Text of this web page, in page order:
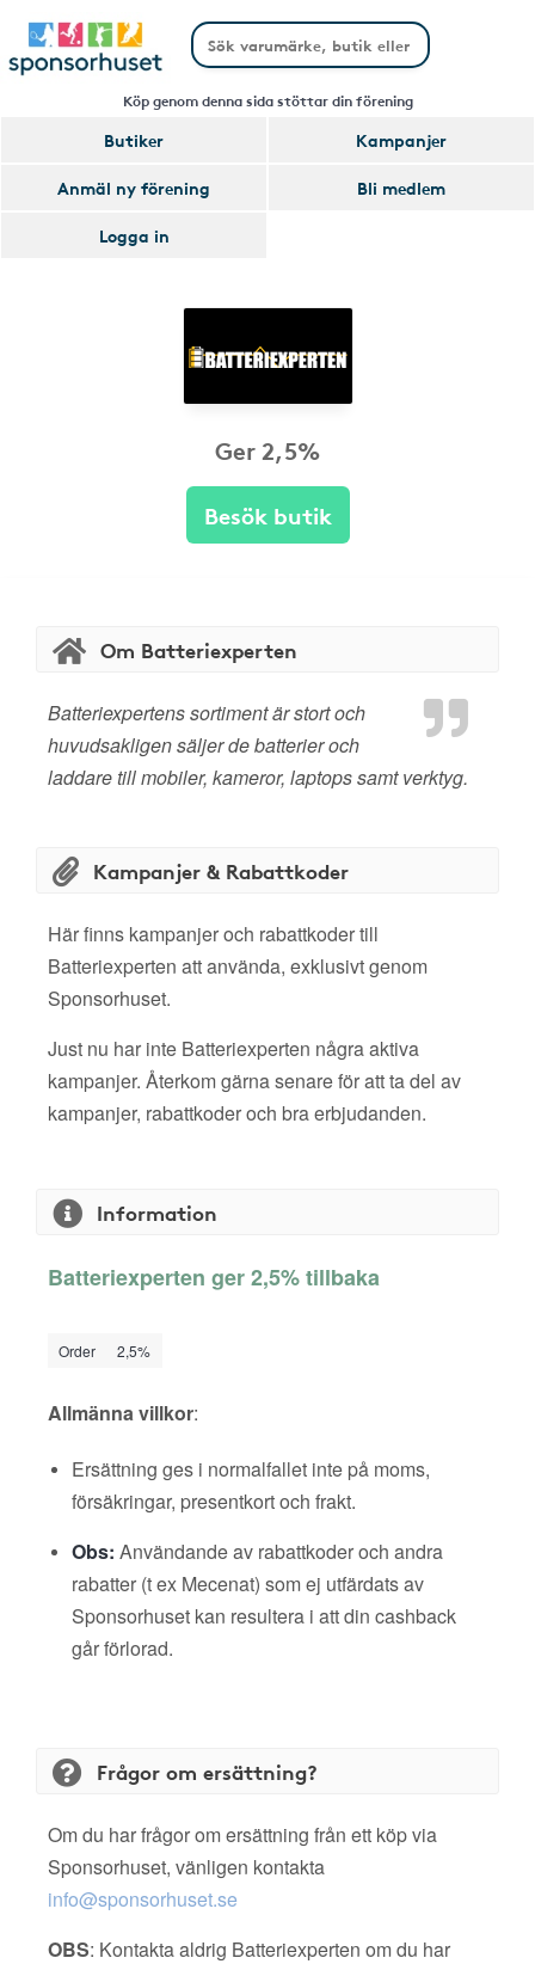
Köp genom denna sida stöttar din förening
Butiker
Kampanjer
Anmäl ny förening
Bli medlem
Logga in
Ger 2,5%
Besök butik
Om Batteriexperten
Batteriexpertens sortiment är stort och
huvudsakligen säljer de batterier och
laddare till mobiler, kameror, laptops samt verktyg.
Kampanjer & Rabattkoder
Här finns kampanjer och rabattkoder till
Batteriexperten att använda, exklusivt genom
Sponsorhuset.
Just nu har inte Batteriexperten några aktiva
kampanjer. Återkom gärna senare för att ta del av
kampanjer, rabattkoder och bra erbjudanden.
Information
Batteriexperten ger 2,5% tillbaka
Order 2,5%
Allmänna villkor:
Ersättning ges i normalfallet inte på moms,
försäkringar, presentkort och frakt.
Obs: Användande av rabattkoder och andra
rabatter (t ex Mecenat) som ej utfärdats av
Sponsorhuset kan resultera i att din cashback
går förlorad.
Frågor om ersättning?
Om du har frågor om ersättning från ett köp via
Sponsorhuset, vänligen kontakta
info@sponsorhuset.se
OBS: Kontakta aldrig Batteriexperten om du har